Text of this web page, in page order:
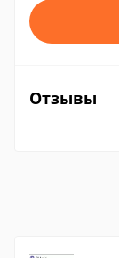
Отзывы